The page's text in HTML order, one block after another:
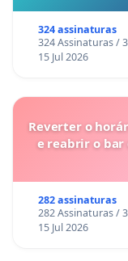
324 assinaturas
324 Assinaturas /
15 Jul 2026
Reverter o
e reabrir o bar
282 assinaturas
282 Assinaturas /
15 Jul 2026